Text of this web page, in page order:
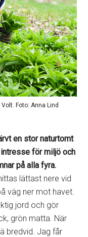
Foto: Anna Lind
en stor naturtomt
för miljö och
på alla fyra.
lättast nere vid
väg ner mot havet.
jord och gör
grön matta. När
bredvid. Jag får